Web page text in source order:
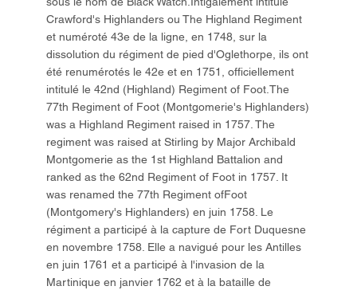
Crawford's Highlanders ou The Highland Regiment
et numéroté 43e de la ligne, en 1748, sur la
dissolution du régiment de pied d'Oglethorpe, ils ont
été renumérotés le 42e et en 1751, officiellement
intitulé le 42nd (Highland) Regiment of Foot.The
77th Regiment of Foot (Montgomerie's Highlanders)
was a Highland Regiment raised in 1757. The
regiment was raised at Stirling by Major Archibald
Montgomerie as the 1st Highland Battalion and
ranked as the 62nd Regiment of Foot in 1757. It
was renamed the 77th Regiment ofFoot
(Montgomery's Highlanders) en juin 1758. Le
régiment a participé à la capture de Fort Duquesne
en novembre 1758. Elle a navigué pour les Antilles
en juin 1761 et a participé à l'invasion de la
Martinique en janvier 1762 et à la bataille de